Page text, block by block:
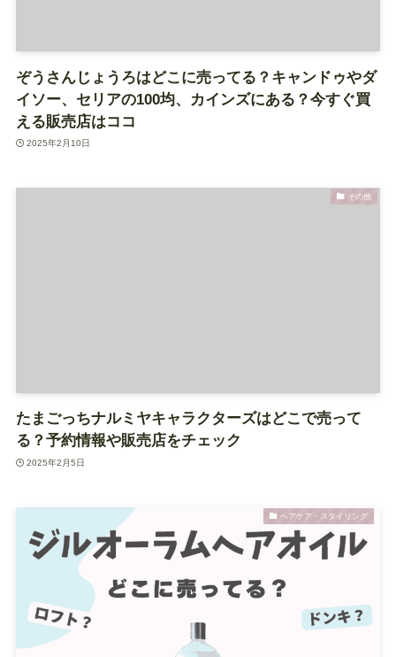
ぞうさんじょうろはどこに売ってる？キャンドゥやダ
イソー、セリアの100均、カインズにある？今すぐ買
える販売店はココ
2025年2月10日
その他
たまごっちナルミヤキャラクターズはどこで売って
る？予約情報や販売店をチェック
2025年2月5日
ヘアケア・スタイリング